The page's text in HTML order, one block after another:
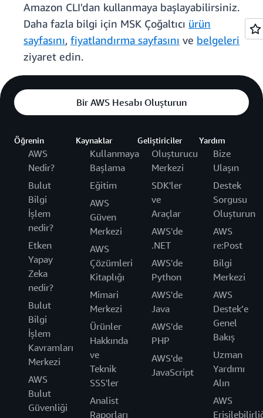
Amazon CLI'dan kullanmaya başlayabilirsiniz.
Daha fazla bilgi için MSK Çoğaltıcı ürün
sayfasını, fiyatlandırma sayfasını ve belgeleri
ziyaret edin.
Bir AWS Hesabı Oluşturun
Öğrenin
AWS
Nedir?
Bulut
Bilgi
İşlem
nedir?
Etken
Yapay
Zeka
nedir?
Bulut
Bilgi
İşlem
Kavramları
Merkezi
AWS
Bulut
Güvenliği
Kaynaklar
Kullanmaya
Başlama
Eğitim
AWS
Güven
Merkezi
AWS
Çözümleri
Kitaplığı
Mimari
Merkezi
Ürünler
Hakkında
ve
Teknik
SSS'ler
Analist
Raporları
Geliştiriciler
Oluşturucu
Merkezi
SDK'ler
ve
Araçlar
AWS'de
.NET
AWS'de
Python
AWS'de
Java
AWS'de
PHP
AWS'de
JavaScript
Yardım
Bize
Ulaşın
Destek
Sorgusu
Oluşturun
AWS
re:Post
Bilgi
Merkezi
AWS
Destek’e
Genel
Bakış
Uzman
Yardımı
Alın
AWS